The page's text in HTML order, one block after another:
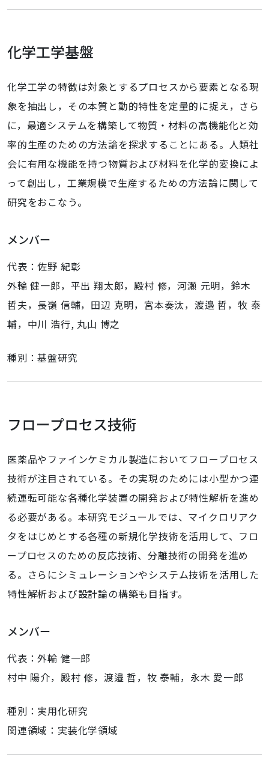
化学工学基盤
化学工学の特徴は対象とするプロセスから要素となる現
象を抽出し，その本質と動的特性を定量的に捉え，さら
に，最適システムを構築して物質・材料の高機能化と効
率的生産のための方法論を探求することにある。人類社
会に有用な機能を持つ物質および材料を化学的変換によ
って創出し，工業規模で生産するための方法論に関して
研究をおこなう。
メンバー
代表：佐野 紀彰
外輪 健一郎，平出 翔太郎，殿村 修，河瀬 元明，鈴木
哲夫，長嶺 信輔，田辺 克明，宮本奏汰，渡邉 哲，牧 泰
輔，中川 浩行, 丸山 博之
種別：基盤研究
フロープロセス技術
医薬品やファインケミカル製造においてフロープロセス
技術が注目されている。その実現のためには小型かつ連
続運転可能な各種化学装置の開発および特性解析を進め
る必要がある。本研究モジュールでは、マイクロリアク
タをはじめとする各種の新規化学技術を活用して、フロ
ープロセスのための反応技術、分離技術の開発を進め
る。さらにシミュレーションやシステム技術を活用した
特性解析および設計論の構築も目指す。
メンバー
代表：外輪 健一郎
村中 陽介，殿村 修，渡邉 哲，牧 泰輔，永木 愛一郎
種別：実用化研究
関連領域：実装化学領域